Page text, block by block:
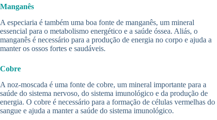
Manganês
A especiaria é também uma boa fonte de manganês, um mineral
essencial para o metabolismo energético e a saúde óssea. Aliás, o
manganês é necessário para a produção de energia no corpo e ajuda a
manter os ossos fortes e saudáveis.
Cobre
A noz-moscada é uma fonte de cobre, um mineral importante para a
saúde do sistema nervoso, do sistema imunológico e da produção de
energia. O cobre é necessário para a formação de células vermelhas do
sangue e ajuda a manter a saúde do sistema imunológico.